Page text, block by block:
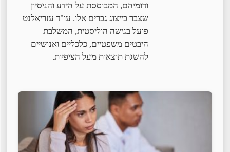
ודומיהם, המבוססת על הידע והניסיון
שצבר בייצוג גברים אלו. עו"ד עזריאלנט
פועל בגישה הוליסטית, המשלבת
היבטים משפטיים, כלכליים ואנושיים
להשגת תוצאות מעל הציפיות.